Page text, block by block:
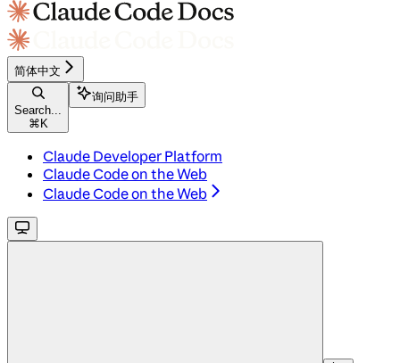
简体中文
Search...
⌘ K
询问助手
Claude Developer Platform
Claude Code on the Web
Claude Code on the Web